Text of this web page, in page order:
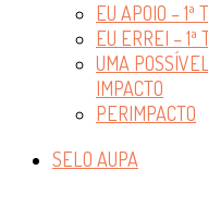
EU APOIO – 1ª
EU ERREI – 1ª
UMA
IMPACTO
PERIMPACTO
SELO AUPA